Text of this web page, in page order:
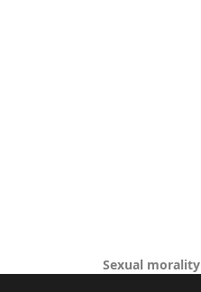
Sexual morality